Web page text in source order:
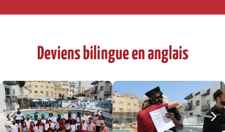
Deviens bilingue en anglais